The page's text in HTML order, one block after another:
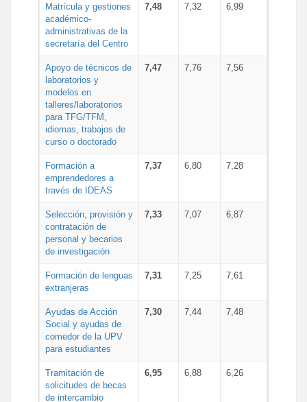
Matrícula y gestiones
académico-
administrativas de la
secretaría del Centro
7,48 7,32 6,99
Apoyo de técnicos de
laboratorios y
modelos en
talleres/laboratorios
para TFG/TFM,
idiomas, trabajos de
curso o doctorado
7,47 7,76 7,56
Formación a
emprendedores a
través de IDEAS
7,37 6,80 7,28
Selección, provisión y
contratación de
personal y becarios
de investigación
7,33 7,07 6,87
Formación de lenguas
extranjeras
7,31 7,25 7,61
Ayudas de Acción
Social y ayudas de
comedor de la UPV
para estudiantes
7,30 7,44 7,48
Tramitación de
solicitudes de becas
de intercambio
6,95 6,88 6,26